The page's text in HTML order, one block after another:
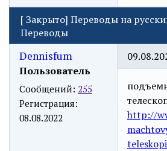
[Закрыто] Переводы на
Переводы
Dennisfum
Пользователь
Сообщений: 255
Регистрация:
08.08.2022
http://